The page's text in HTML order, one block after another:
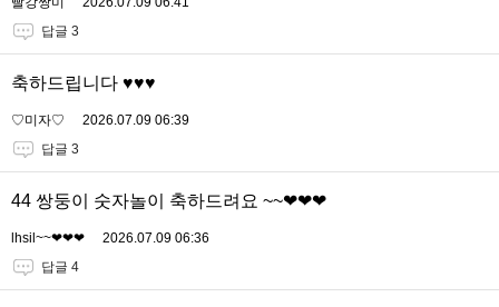
답글 3
축하드립니다 ♥️♥️♥️
♡미자♡
2026.07.09 06:39
답글 3
44 쌍둥이 숫자놀이 축하드려요 ~~❤❤❤
lhsil~~❤❤❤
2026.07.09 06:36
답글 4